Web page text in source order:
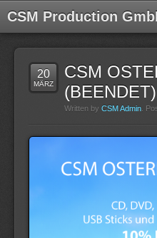
CSM Production
20
MÄRZ
CSM
(BEENDET)
Written by CSM Admin .